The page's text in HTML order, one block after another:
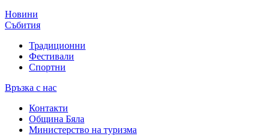
Новини
Събития
Традиционни
Фестивали
Спортни
Връзка с нас
Контакти
Община Бяла
Министерство на туризма